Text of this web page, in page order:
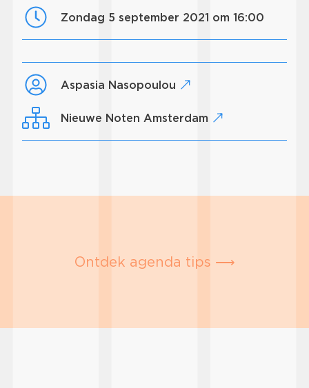
zondag 5 september 2021 om 16:00
Aspasia Nasopoulou
Nieuwe Noten Amsterdam
Ontdek agenda tips ⟶